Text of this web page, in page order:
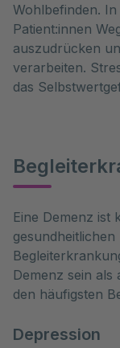
Wohlbefinden.
Patient:innen
auszudrücken
verarbeiten.
das
Eine Demenz ist
Demenz sein
den häufigsten
Depression